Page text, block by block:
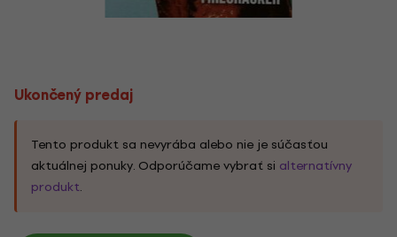
Ukončený predaj
Tento produkt sa nevyrába alebo nie je súčasťou
aktuálnej ponuky. Odporúčame vybrať si alternatívny
produkt.